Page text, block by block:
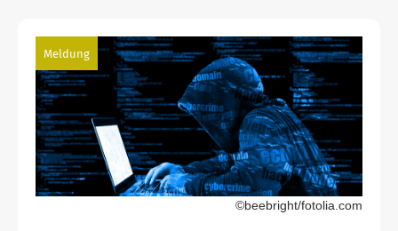
Meldung
©beebright/fotolia.com